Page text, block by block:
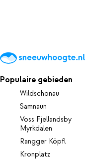
Populaire gebieden
Wildschönau
Samnaun
Voss Fjellandsby
Myrkdalen
Rangger Köpfl
Kronplatz